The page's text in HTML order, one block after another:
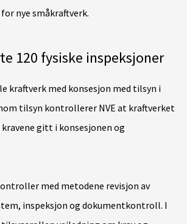
nye småkraftverk.
120 fysiske inspeksjoner
kraftverk med konsesjon med tilsyn i
tilsyn kontrollerer NVE at kraftverket
gitt i konsesjonen og
med metodene revisjon av
inspeksjon og dokumentkontroll. I